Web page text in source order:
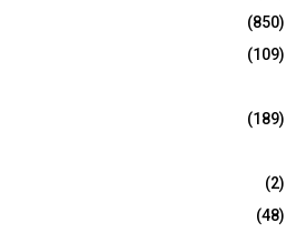
(850)
(109)
(189)
(2)
(48)